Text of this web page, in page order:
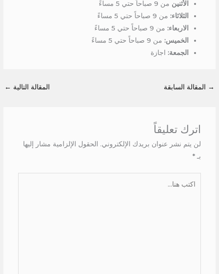
الأثنين من 9 صباحاً حتي 5 مساءً
الثلاثاء: من 9 صباحاً حتي 5 مساءً
الاربعاء: من 9 صباحاً حتي 5 مساءً
الخميس: من 9 صباحاً حتي 5 مساءً
الجمعة: اجازة
→ المقالة السابقة المقالة التالية ←
اترك تعليقاً
لن يتم نشر عنوان بريدك الإلكتروني. الحقول الإلزامية مشار إليها
بـ *